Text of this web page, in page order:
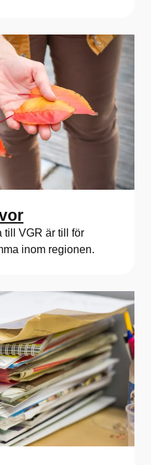
till VGR är till för
inom regionen.